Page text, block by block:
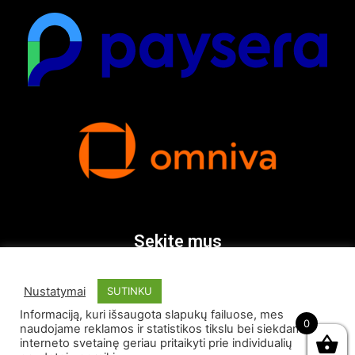
Sekite mus
Nustatymai SUTINKU
Informaciją, kuri išsaugota slapukų failuose, mes
naudojame reklamos ir statistikos tikslu bei siekdami
interneto svetainę geriau pritaikyti prie individualių
0